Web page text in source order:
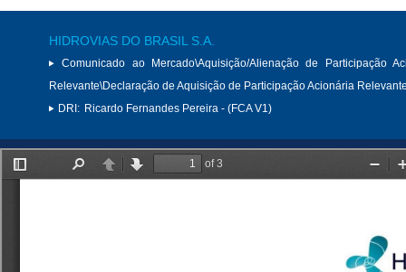
HIDROVIAS DO BRASIL S.A.
Comunicado ao Mercado\Aquisição/Alienação de Participação
Relevante\Declaração de Aquisição de Participação Acionária
DRI: Ricardo Fernandes Pereira - (FCA V1)